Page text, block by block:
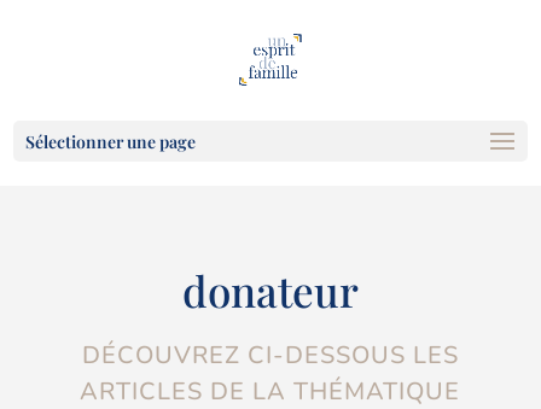
Sélectionner une page
donateur
DÉCOUVREZ CI-DESSOUS LES
ARTICLES DE LA THÉMATIQUE